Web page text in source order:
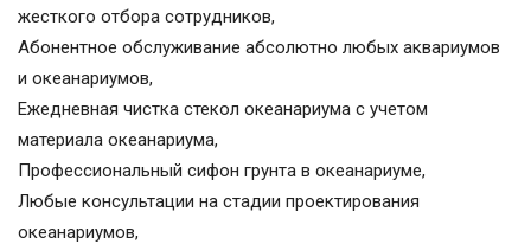
жесткого отбора сотрудников,
Абонентное обслуживание абсолютно любых аквариумов
и океанариумов,
Ежедневная чистка стекол океанариума с учетом
материала океанариума,
Профессиональный сифон грунта в океанариуме,
Любые консультации на стадии проектирования
океанариумов,